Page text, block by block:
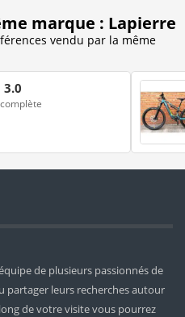
marque : Lapierre
vendu par la même
de plusieurs passionnés de
partager leurs recherches autour
de votre visite vous pourrez